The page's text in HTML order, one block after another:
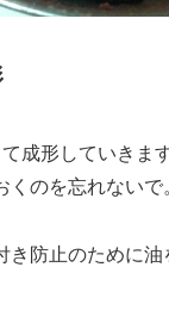
成形していきま
くのを忘れないで
き防止のために